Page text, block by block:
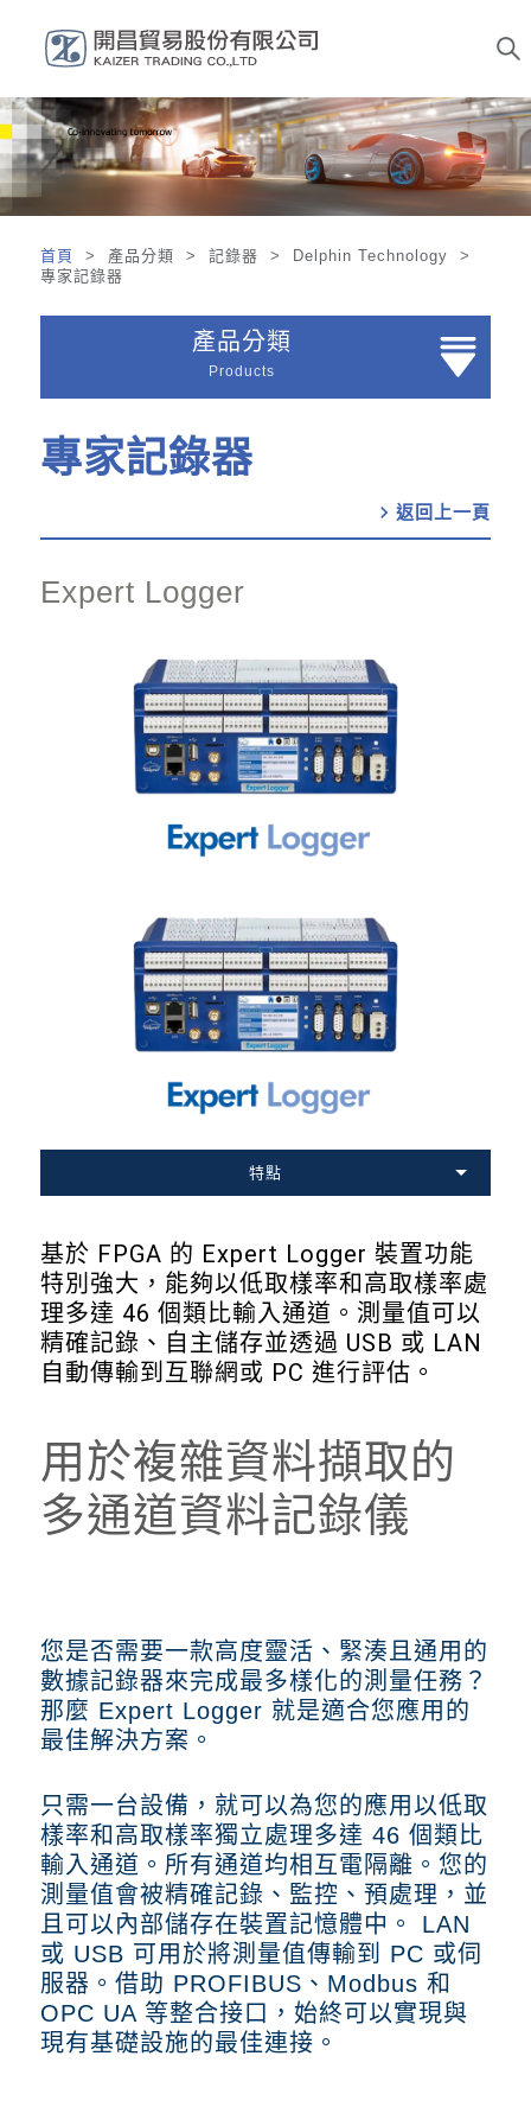
首頁
> 產品分類 > 記錄器 > Delphin Technology >
專家記錄器
產品分類
Products
專家記錄器
chevron_right
Expert Logger
特點
基於 FPGA 的 Expert Logger 裝置功能
特別強大，能夠以低取樣率和高取樣率處
理多達 46 個類比輸入通道。測量值可以
精確記錄、自主儲存並透過 USB 或 LAN
自動傳輸到互聯網或 PC 進行評估。
用於複雜資料擷取的
多通道資料記錄儀
您是否需要一款高度靈活、緊湊且通用的
數據記錄器來完成最多樣化的測量任務？
那麼 Expert Logger 就是適合您應用的
最佳解決方案。
只需一台設備，就可以為您的應用以低取
樣率和高取樣率獨立處理多達 46 個類比
輸入通道。所有通道均相互電隔離。您的
測量值會被精確記錄、監控、預處理，並
且可以內部儲存在裝置記憶體中。 LAN
或 USB 可用於將測量值傳輸到 PC 或伺
服器。借助 PROFIBUS、Modbus 和
OPC UA 等整合接口，始終可以實現與
現有基礎設施的最佳連接。